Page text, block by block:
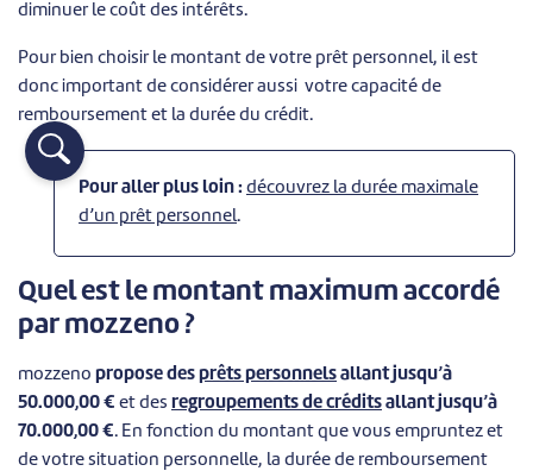
diminuer le coût des intérêts.
Pour bien choisir le montant de votre prêt personnel, il est
donc important de considérer aussi votre capacité de
remboursement et la durée du crédit.
Pour aller plus loin : découvrez la durée maximale
d’un prêt personnel.
Quel est le montant maximum accordé
par mozzeno ?
mozzeno propose des prêts personnels allant jusqu’à
50.000,00 € et des regroupements de crédits allant jusqu’à
70.000,00 €. En fonction du montant que vous empruntez et
de votre situation personnelle, la durée de remboursement